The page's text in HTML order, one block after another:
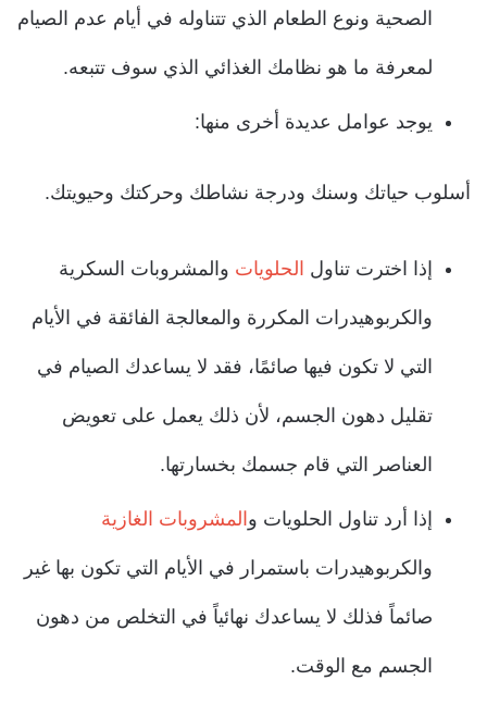
الصحية ونوع الطعام الذي تتناوله في أيام عدم الصيام
لمعرفة ما هو نظامك الغذائي الذي سوف تتبعه.
يوجد عوامل عديدة أخرى منها:
أسلوب حياتك وسنك ودرجة نشاطك وحركتك وحيويتك.
إذا اخترت تناول الحلويات والمشروبات السكرية
والكربوهيدرات المكررة والمعالجة الفائقة في الأيام
التي لا تكون فيها صائمًا، فقد لا يساعدك الصيام في
تقليل دهون الجسم، لأن ذلك يعمل على تعويض
العناصر التي قام جسمك بخسارتها.
إذا أرد تناول الحلويات و المشروبات الغازية
والكربوهيدرات باستمرار في الأيام التي تكون بها غير
صائماً فذلك لا يساعدك نهائياً في التخلص من دهون
الجسم مع الوقت.